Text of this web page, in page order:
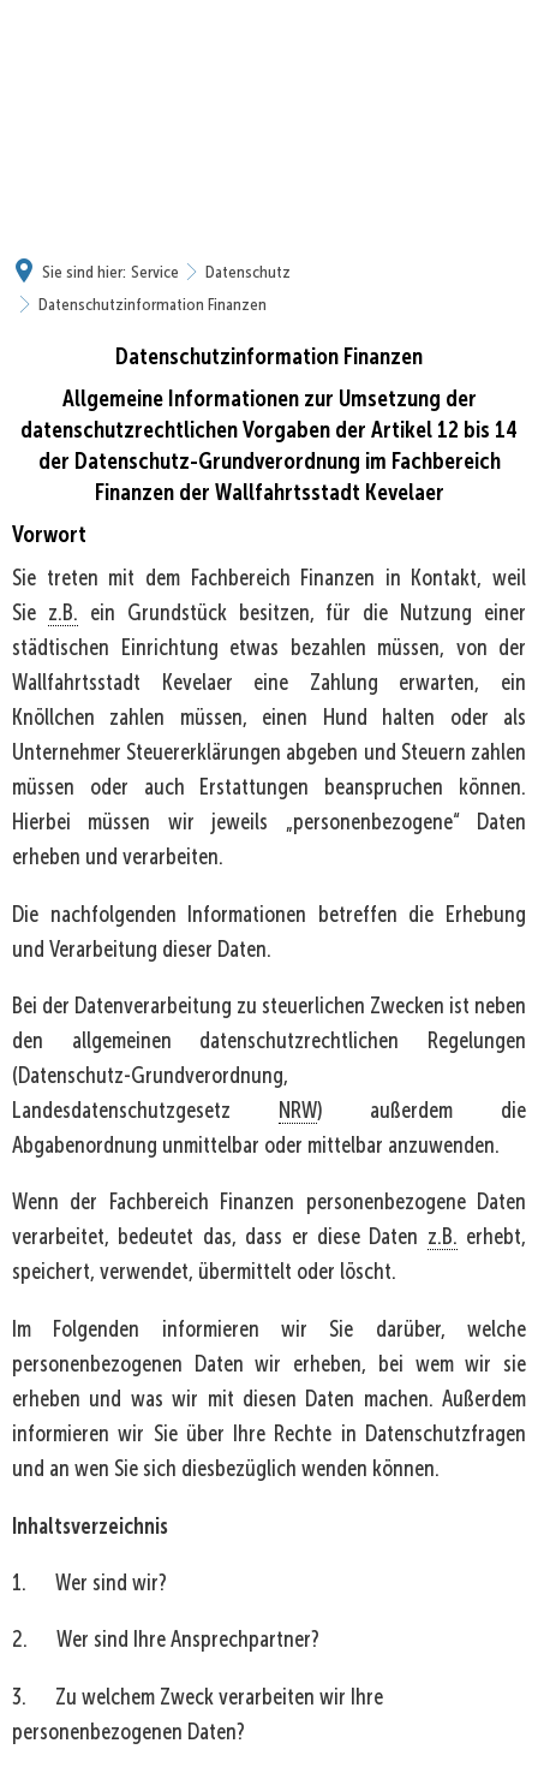
Sie sind hier: Service
Datenschutz
Datenschutzinformation Finanzen
Datenschutzinformation
Finanzen
Datenschutzinformation Finanzen
Allgemeine Informationen zur Umsetzung der
datenschutzrechtlichen Vorgaben der Artikel 12 bis 14
der Datenschutz-Grundverordnung im Fachbereich
Finanzen der Wallfahrtsstadt Kevelaer
Vorwort
Sie treten mit dem Fachbereich Finanzen in Kontakt, weil
Sie z.B. ein Grundstück besitzen, für die Nutzung einer
städtischen Einrichtung etwas bezahlen müssen, von der
Wallfahrtsstadt Kevelaer eine Zahlung erwarten, ein
Knöllchen zahlen müssen, einen Hund halten oder als
Unternehmer Steuererklärungen abgeben und Steuern zahlen
müssen oder auch Erstattungen beanspruchen können.
Hierbei müssen wir jeweils „personenbezogene“ Daten
erheben und verarbeiten.
Die nachfolgenden Informationen betreffen die Erhebung
und Verarbeitung dieser Daten.
Bei der Datenverarbeitung zu steuerlichen Zwecken ist neben
den allgemeinen datenschutzrechtlichen Regelungen
(Datenschutz-Grundverordnung,
Landesdatenschutzgesetz NRW) außerdem die
Abgabenordnung unmittelbar oder mittelbar anzuwenden.
Wenn der Fachbereich Finanzen personenbezogene Daten
verarbeitet, bedeutet das, dass er diese Daten z.B. erhebt,
speichert, verwendet, übermittelt oder löscht.
Im Folgenden informieren wir Sie darüber, welche
personenbezogenen Daten wir erheben, bei wem wir sie
erheben und was wir mit diesen Daten machen. Außerdem
informieren wir Sie über Ihre Rechte in Datenschutzfragen
und an wen Sie sich diesbezüglich wenden können.
Inhaltsverzeichnis
1. Wer sind wir?
2. Wer sind Ihre Ansprechpartner?
3. Zu welchem Zweck verarbeiten wir Ihre
personenbezogenen Daten?